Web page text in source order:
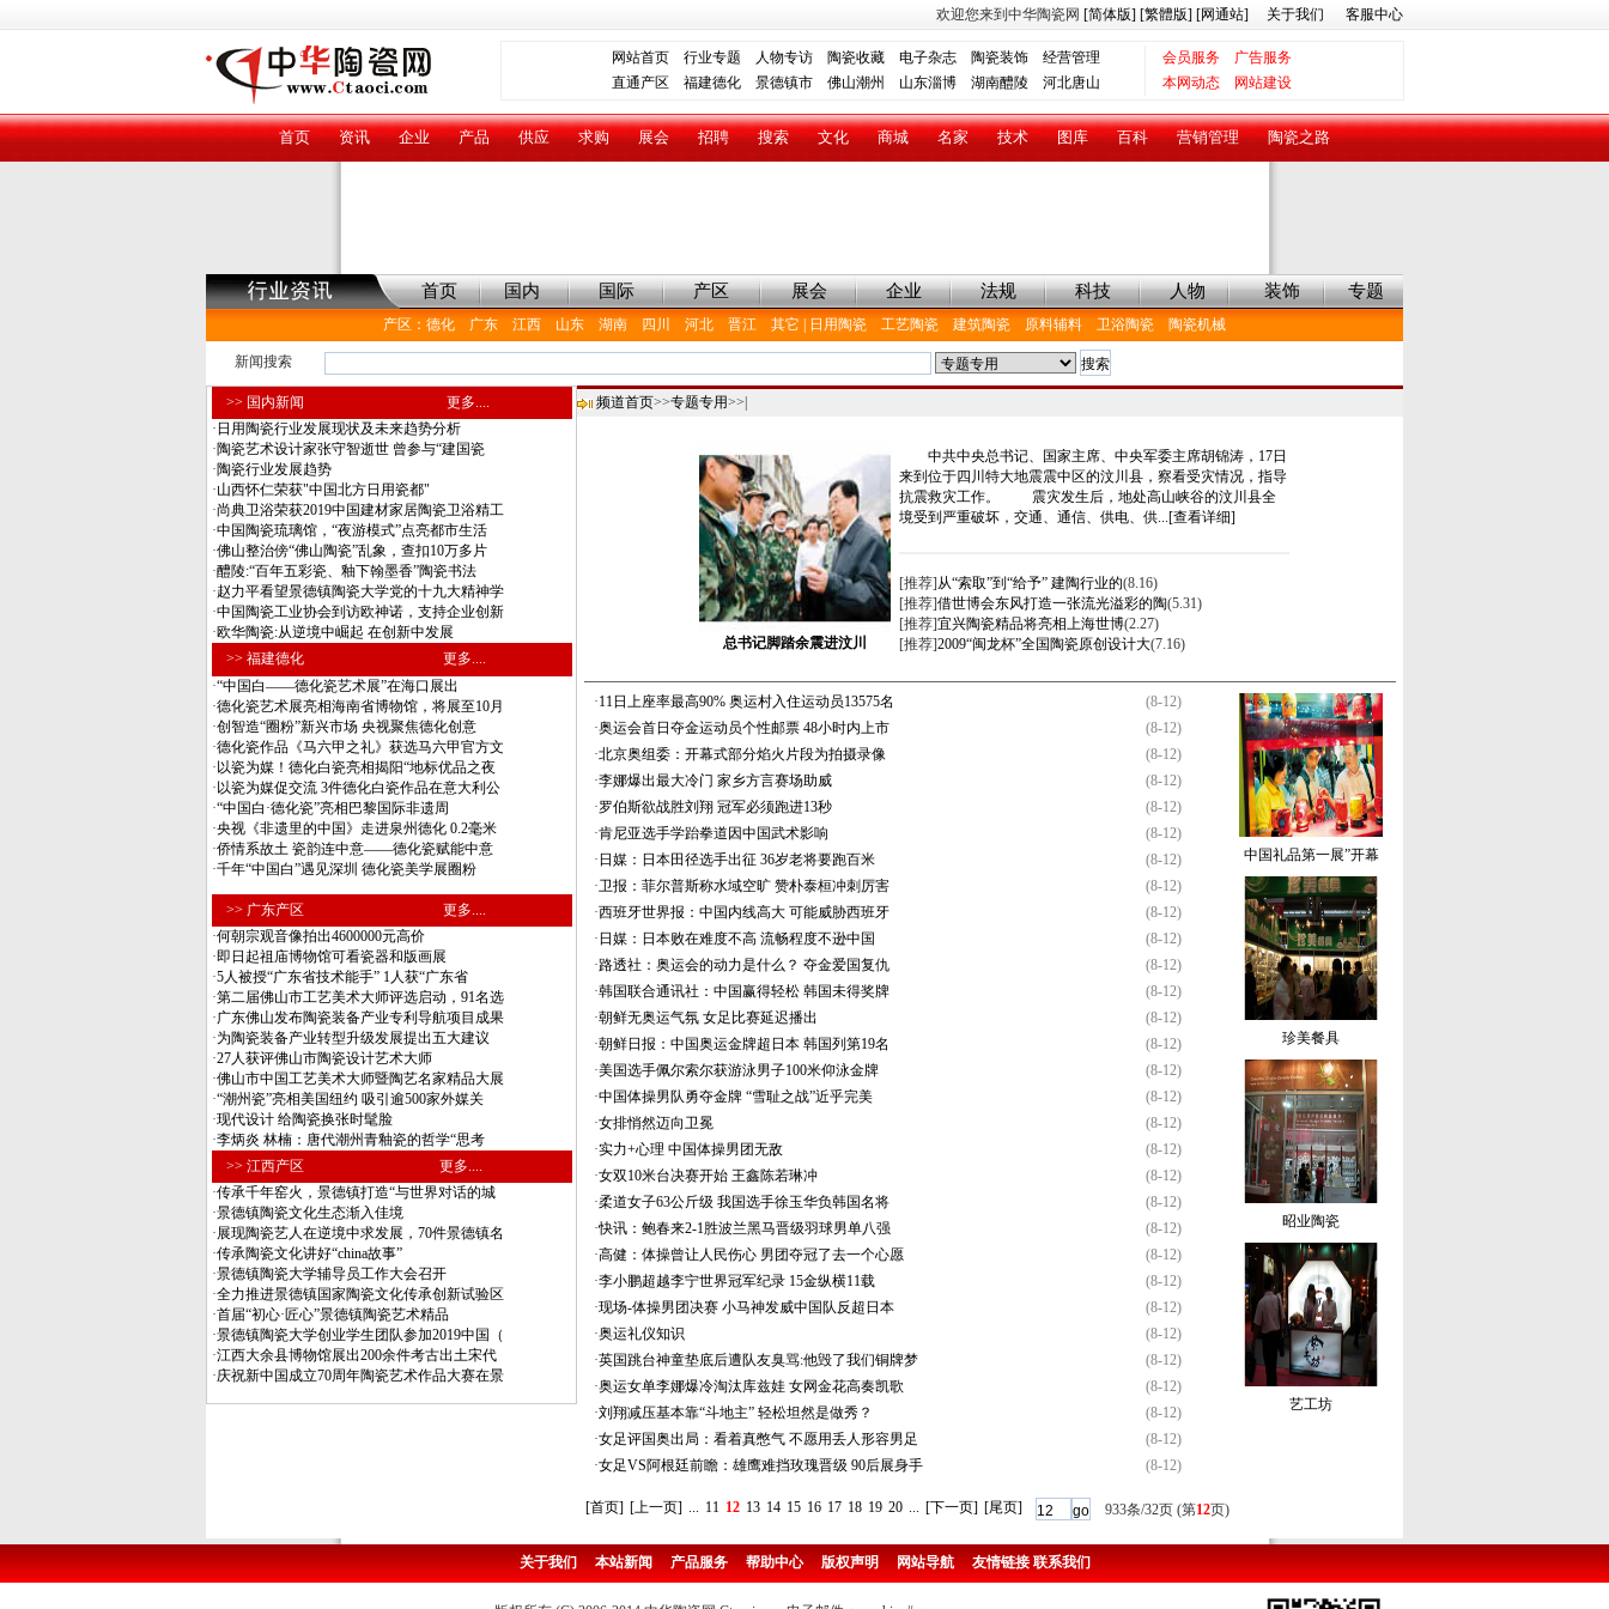
欢迎您来到中华陶瓷网 [简体版] [繁體版] [网通站] 关于我们 客服中心
网站首页 行业专题 人物专访 陶瓷收藏 电子杂志 陶瓷装饰 经营管理 会员服务
广告服务
直通产区 福建德化 景德镇市 佛山潮州 山东淄博 湖南醴陵 河北唐山 本网动态 网站建设
首页 资讯 企业 产品 供应 求购 展会 招聘 搜索 文化 商城 名家 技术 图库 百科 营销管理 陶瓷之路
首页 国内 国际 产区 展会 企业 法规 科技 人物 装饰 专题
产区 ： 德化 广东 江西 山东 湖南 四川 河北 晋江 其它 日用陶瓷 工艺陶瓷 建筑陶瓷 原料辅料 卫浴陶瓷 陶瓷机械
新闻搜索
>> 国内新闻
更多....
· 日用陶瓷行业发展现状及未来趋势分析
·陶瓷艺术设计家张守智逝世 曾参与“建国瓷
·陶瓷行业发展趋势
·山西怀仁荣获"中国北方日用瓷都"
·尚典卫浴荣获2019中国建材家居陶瓷卫浴精工
·中国陶瓷琉璃馆，“夜游模式”点亮都市生活
·佛山整治傍“佛山陶瓷”乱象，查扣10万多片
·醴陵:“百年五彩瓷、釉下翰墨香”陶瓷书法
·赵力平看望景德镇陶瓷大学党的十九大精神学
·中国陶瓷工业协会到访欧神诺，支持企业创新
·欧华陶瓷:从逆境中崛起 在创新中发展
>> 福建德化
更多....
·“中国白——德化瓷艺术展”在海口展出
·德化瓷艺术展亮相海南省博物馆，将展至10月
·创智造“圈粉”新兴市场 央视聚焦德化创意
·德化瓷作品《马六甲之礼》获选马六甲官方文
· 以瓷为媒！德化白瓷亮相揭阳“地标优品之夜
· 以瓷为媒促交流 3件德化白瓷作品在意大利公
·“中国白·德化瓷”亮相巴黎国际非遗周
·央视《非遗里的中国》走进泉州德化 0.2毫米
·侨情系故土 瓷韵连中意——德化瓷赋能中意
·千年“中国白”遇见深圳 德化瓷美学展圈粉
>> 广东产区
更多....
·何朝宗观音像拍出4600000元高价
·即日起祖庙博物馆可看瓷器和版画展
·5人被授“广东省技术能手” 1人获“广东省
·第二届佛山市工艺美术大师评选启动，91名选
·广东佛山发布陶瓷装备产业专利导航项目成果
·为陶瓷装备产业转型升级发展提出五大建议
·27人获评佛山市陶瓷设计艺术大师
·佛山市中国工艺美术大师暨陶艺名家精品大展
·“潮州瓷”亮相美国纽约 吸引逾500家外媒关
·现代设计 给陶瓷换张时髦脸
·李炳炎 林楠：唐代潮州青釉瓷的哲学“思考
>> 江西产区
更多....
·传承千年窑火，景德镇打造“与世界对话的城
·景德镇陶瓷文化生态渐入佳境
·展现陶瓷艺人在逆境中求发展，70件景德镇名
·传承陶瓷文化讲好“china故事”
·景德镇陶瓷大学辅导员工作大会召开
·全力推进景德镇国家陶瓷文化传承创新试验区
·首届“初心·匠心”景德镇陶瓷艺术精品
·景德镇陶瓷大学创业学生团队参加2019中国（
·江西大余县博物馆展出200余件考古出土宋代
·庆祝新中国成立70周年陶瓷艺术作品大赛在景
频道首页>>专题专用>>|
总书记脚踏余震进汶川
中共中央总书记、国家主席、中央军委主席胡锦涛，17日
来到位于四川特大地震震中区的汶川县，察看受灾情况，指导
抗震救灾工作。 震灾发生后，地处高山峡谷的汶川县全
境受到严重破坏，交通、通信、供电、供...[查看详细]
[推荐]从“索取”到“给予” 建陶行业的(8.16)
[推荐]借世博会东风打造一张流光溢彩的陶(5.31)
[推荐]宜兴陶瓷精品将亮相上海世博(2.27)
[推荐]2009“闽龙杯”全国陶瓷原创设计大(7.16)
·11日上座率最高90% 奥运村入住运动员13575名
(8-12)
·奥运会首日夺金运动员个性邮票 48小时内上市
(8-12)
·北京奥组委：开幕式部分焰火片段为拍摄录像
(8-12)
·李娜爆出最大冷门 家乡方言赛场助威
(8-12)
·罗伯斯欲战胜刘翔 冠军必须跑进13秒
(8-12)
·肯尼亚选手学跆拳道因中国武术影响
(8-12)
· 日媒：日本田径选手出征 36岁老将要跑百米
(8-12)
·卫报：菲尔普斯称水域空旷 赞朴泰桓冲刺厉害
(8-12)
·西班牙世界报：中国内线高大 可能威胁西班牙
(8-12)
· 日媒：日本败在难度不高 流畅程度不逊中国
(8-12)
·路透社：奥运会的动力是什么？ 夺金爱国复仇
(8-12)
·韩国联合通讯社：中国赢得轻松 韩国未得奖牌
(8-12)
·朝鲜无奥运气氛 女足比赛延迟播出
(8-12)
·朝鲜日报：中国奥运金牌超日本 韩国列第19名
(8-12)
·美国选手佩尔索尔获游泳男子100米仰泳金牌
(8-12)
·中国体操男队勇夺金牌 “雪耻之战”近乎完美
(8-12)
·女排悄然迈向卫冕
(8-12)
·实力+心理 中国体操男团无敌
(8-12)
·女双10米台决赛开始 王鑫陈若琳冲
(8-12)
·柔道女子63公斤级 我国选手徐玉华负韩国名将
(8-12)
·快讯：鲍春来2-1胜波兰黑马晋级羽球男单八强
(8-12)
·高健：体操曾让人民伤心 男团夺冠了去一个心愿
(8-12)
·李小鹏超越李宁世界冠军纪录 15金纵横11载
(8-12)
·现场-体操男团决赛 小马神发威中国队反超日本
(8-12)
·奥运礼仪知识
(8-12)
·英国跳台神童垫底后遭队友臭骂:他毁了我们铜牌梦
(8-12)
·奥运女单李娜爆冷淘汰库兹娃 女网金花高奏凯歌
(8-12)
·刘翔减压基本靠“斗地主” 轻松坦然是做秀？
(8-12)
·女足评国奥出局：看着真憋气 不愿用丢人形容男足
(8-12)
·女足VS阿根廷前瞻：雄鹰难挡玫瑰晋级 90后展身手 (8-12)
中国礼品第一展”开幕
珍美餐具
昭业陶瓷
艺工坊
[首页] [上一页] ... 11 12 13 14 15 16 17 18 19 20 ... [下一页] [尾页] 933条/32页 (第12页)
关于我们 本站新闻 产品服务 帮助中心 版权声明 网站导航 友情链接 联系我们